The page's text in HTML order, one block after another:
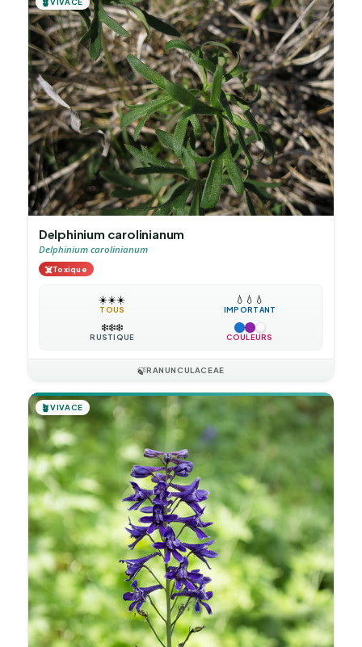
Delphinium carolinianum
Delphinium carolinianum
☠️Toxique
☀️☀️☀️
TOUS
💧 💧 💧
IMPORTANT
❄️❄️❄️
RUSTIQUE COULEURS
🍃RANUNCULACEAE
🪴VIVACE